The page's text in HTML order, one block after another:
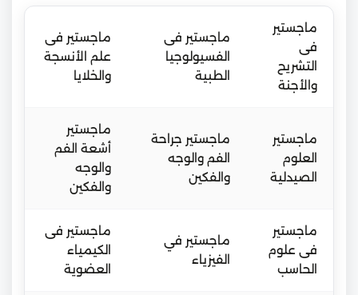
ماجستير
فى
التشريح
والأجنة
ماجستير فى
الفسيولوجيا
الطبية
ماجستير فى
علم الأنسجة
والخلايا
ماجستير
العلوم
الصيدلية
ماجستير جراحة
الفم والوجه
والفكين
ماجستير
أشعة الفم
والوجه
والفكين
ماجستير
فى علوم
الحاسب
ماجستير في
الفيزياء
ماجستير فى
الكيمياء
العضوية